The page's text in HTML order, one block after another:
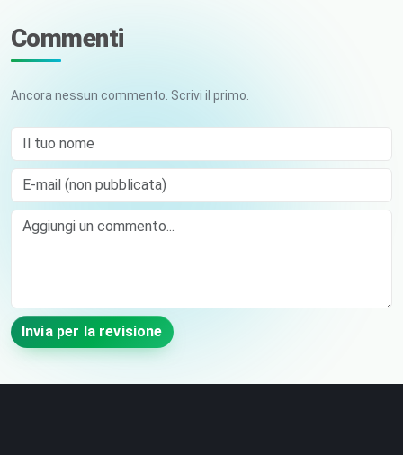
Commenti
Ancora nessun commento. Scrivi il primo.
Il tuo nome
E-mail (non pubblicata)
Comment
Invia per la revisione